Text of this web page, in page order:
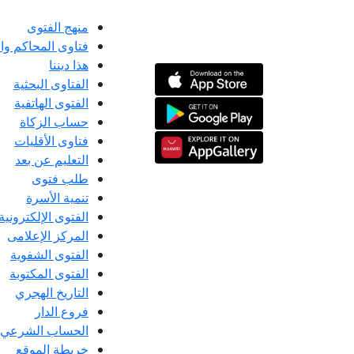
منهج الفتوى
فتاوى المحاكم
هذا ديننا
الفتاوى البحثية
الفتوى الهاتفية
حساب الزكاة
فتاوى الأقليات
التعليم عن بعد
طلب فتوى
تنمية الأسرة
الفتوى الإلكترونية
المركز الإعلامى
الفتوى الشفوية
الفتوى المكتوبة
التاريخ الهجري
فروع الدار
الحساب الشرعي
خريطة الموقع